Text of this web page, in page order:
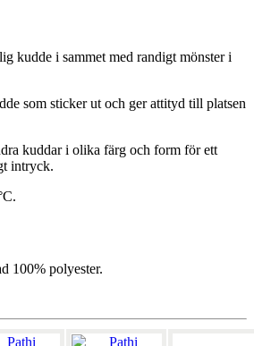
kudde i sammet med randigt mönster i
som sticker ut och ger attityd till platsen
kuddar i olika färg och form för ett
intryck.
100% polyester.